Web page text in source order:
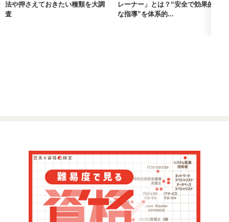
法や押さえておきたい種類を大調
査
レーナー」とは？“安全で効果的
な指導”を体系的...